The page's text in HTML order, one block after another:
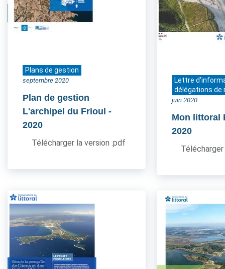
Plans de gestion
septembre 2020
Plan de gestion
L'archipel du Frioul -
2020
Télécharger la version .pdf
Lettre
délégations de
juin 2020
Mon littoral
2020